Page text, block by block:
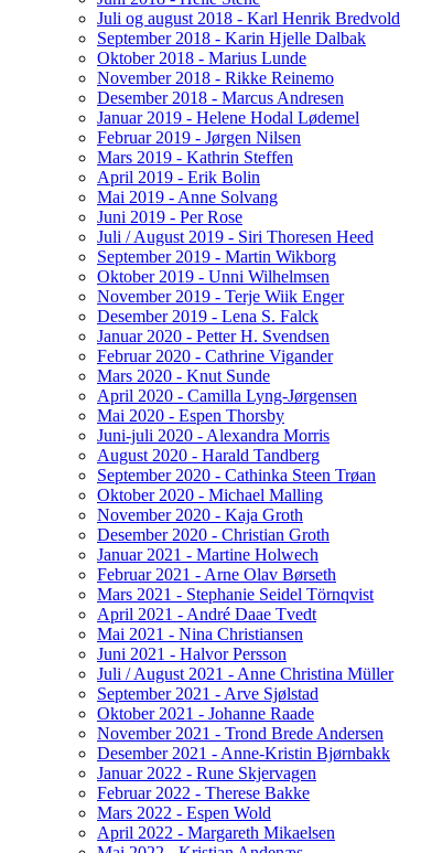
Juli og august 2018 - Karl Henrik Bredvold
September 2018 - Karin Hjelle Dalbak
Oktober 2018 - Marius Lunde
November 2018 - Rikke Reinemo
Desember 2018 - Marcus Andresen
Januar 2019 - Helene Hodal Lødemel
Februar 2019 - Jørgen Nilsen
Mars 2019 - Kathrin Steffen
April 2019 - Erik Bolin
Mai 2019 - Anne Solvang
Juni 2019 - Per Rose
Juli / August 2019 - Siri Thoresen Heed
September 2019 - Martin Wikborg
Oktober 2019 - Unni Wilhelmsen
November 2019 - Terje Wiik Enger
Desember 2019 - Lena S. Falck
Januar 2020 - Petter H. Svendsen
Februar 2020 - Cathrine Vigander
Mars 2020 - Knut Sunde
April 2020 - Camilla Lyng-Jørgensen
Mai 2020 - Espen Thorsby
Juni-juli 2020 - Alexandra Morris
August 2020 - Harald Tandberg
September 2020 - Cathinka Steen Trøan
Oktober 2020 - Michael Malling
November 2020 - Kaja Groth
Desember 2020 - Christian Groth
Januar 2021 - Martine Holwech
Februar 2021 - Arne Olav Børseth
Mars 2021 - Stephanie Seidel Törnqvist
April 2021 - André Daae Tvedt
Mai 2021 - Nina Christiansen
Juni 2021 - Halvor Persson
Juli / August 2021 - Anne Christina Müller
September 2021 - Arve Sjølstad
Oktober 2021 - Johanne Raade
November 2021 - Trond Brede Andersen
Desember 2021 - Anne-Kristin Bjørnbakk
Januar 2022 - Rune Skjervagen
Februar 2022 - Therese Bakke
Mars 2022 - Espen Wold
April 2022 - Margareth Mikaelsen